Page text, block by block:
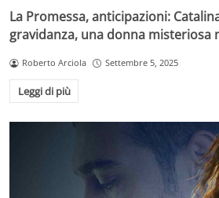
La Promessa, anticipazioni:
gravidanza, una donna misteriosa
Roberto Arciola Settembre 5, 2025
Leggi di più